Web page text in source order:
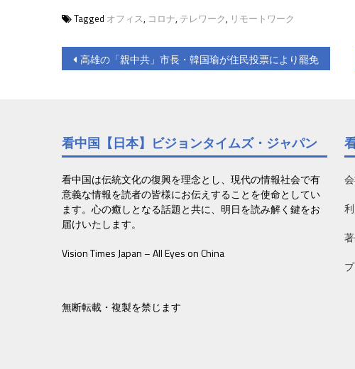
Tagged オフィス, コロナ, テレワーク, リモートワーク
投
ビ
ゲ
ー
シ
ョ
ン
高雄の「親中共」市長・韓国瑜が住民投票により罷免
看中国【日本】ビジョンタイムズ・ジャパン
看中国は伝統文化の復興を理念とし、現代の情報社会で有
意義な情報を読者の皆様にお伝えすることを使命としてい
ます。心の癒しとなる話題と共に、明日を読み解く鍵をお
届けいたします。
Vision Times Japan – All Eyes on China
無断転載・複製を禁じます